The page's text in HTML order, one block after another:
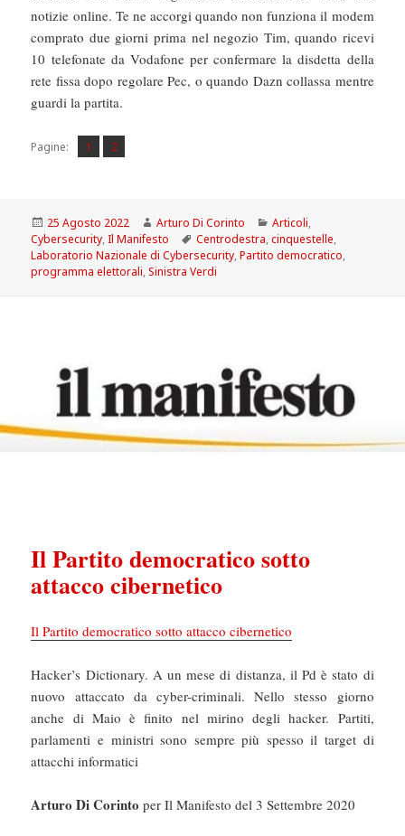
notizie online. Te ne accorgi quando non funziona il modem
comprato due giorni prima nel negozio Tim, quando ricevi
10 telefonate da Vodafone per confermare la disdetta della
rete fissa dopo regolare Pec, o quando Dazn collassa mentre
guardi la partita.
Pagine: Pagina
1 ,
Pagina
2
Scritto
il
25 Agosto 2022 Autore
Arturo Di Corinto Categorie
Articoli,
Cybersecurity,Il Manifesto Tag
Centrodestra,cinquestelle,
Laboratorio Nazionale di Cybersecurity,Partito democratico,
programma elettorali,Sinistra Verdi
Il Partito democratico sotto
attacco cibernetico
Il Partito democratico sotto attacco cibernetico
Hacker’s Dictionary. A un mese di distanza, il Pd è stato di
nuovo attaccato da cyber-criminali. Nello stesso giorno
anche di Maio è finito nel mirino degli hacker. Partiti,
parlamenti e ministri sono sempre più spesso il target di
attacchi informatici
Arturo Di Corinto per Il Manifesto del 3 Settembre 2020